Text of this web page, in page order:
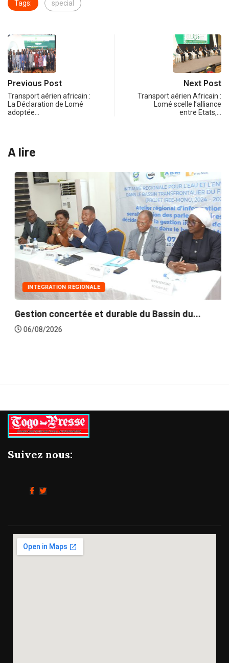
Tags: special
Previous Post
Transport aérien africain :
La Déclaration de Lomé
adoptée…
Next Post
Transport aérien Africain :
Lomé scelle l’alliance
entre Etats,…
A lire
INTÉGRATION RÉGIONALE
Gestion concertée et durable du Bassin du...
06/08/2026
Suivez nous: